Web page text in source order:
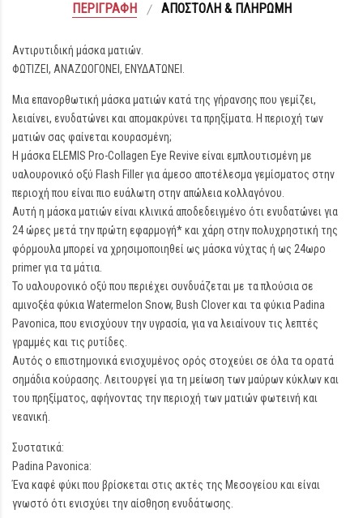
ΠΕΡΙΓΡΑΦΉ ΑΠΟΣΤΟΛΉ & ΠΛΗΡΩΜΉ
Αντιρυτιδική μάσκα ματιών.
ΦΩΤΙΖΕΙ, ΑΝΑΖΩΟΓΟΝΕΙ, ΕΝΥΔΑΤΩΝΕΙ.
Μια επανορθωτική μάσκα ματιών κατά της γήρανσης που γεμίζει,
λειαίνει, ενυδατώνει και απομακρύνει τα πρηξίματα. Η περιοχή των
ματιών σας φαίνεται κουρασμένη;
Η μάσκα ELEMIS Pro-Collagen Eye Revive είναι εμπλουτισμένη με
υαλουρονικό οξύ Flash Filler για άμεσο αποτέλεσμα γεμίσματος στην
περιοχή που είναι πιο ευάλωτη στην απώλεια κολλαγόνου.
Αυτή η μάσκα ματιών είναι κλινικά αποδεδειγμένο ότι ενυδατώνει για
24 ώρες μετά την πρώτη εφαρμογή* και χάρη στην πολυχρηστική της
φόρμουλα μπορεί να χρησιμοποιηθεί ως μάσκα νύχτας ή ως 24ωρο
primer για τα μάτια.
Το υαλουρονικό οξύ που περιέχει συνδυάζεται με τα πλούσια σε
αμινοξέα φύκια Watermelon Snow, Bush Clover και τα φύκια Padina
Pavonica, που ενισχύουν την υγρασία, για να λειαίνουν τις λεπτές
γραμμές και τις ρυτίδες.
Αυτός ο επιστημονικά ενισχυμένος ορός στοχεύει σε όλα τα ορατά
σημάδια κούρασης. Λειτουργεί για τη μείωση των μαύρων κύκλων και
του πρηξίματος, αφήνοντας την περιοχή των ματιών φωτεινή και
νεανική.
Συστατικά:
Padina Pavonica:
Ένα καφέ φύκι που βρίσκεται στις ακτές της Μεσογείου και είναι
γνωστό ότι ενισχύει την αίσθηση ενυδάτωσης.